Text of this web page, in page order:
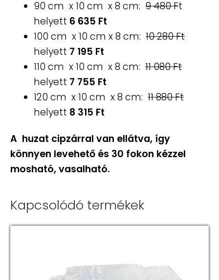
90 cm x 10 cm x 8 cm: 9 480 Ft
helyett 6 635 Ft
100 cm x 10 cm x 8 cm: 10 280 Ft
helyett 7 195 Ft
110 cm x 10 cm x 8 cm: 11 080 Ft
helyett 7 755 Ft
120 cm x 10 cm x 8 cm: 11 880 Ft
helyett 8 315 Ft
A huzat cipzárral van ellátva, így
könnyen levehető és 30 fokon kézzel
mosható, vasalható.
Kapcsolódó termékek